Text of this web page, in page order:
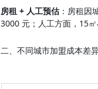
房租 + 人工预估 ：房租
3000 元；人工方面，15
二、不同城市加盟成本差